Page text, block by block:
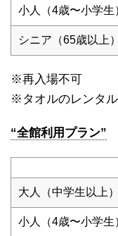
小人（4歳〜小学生
シニア（65歳以上）
※再入場不可
※タオルのレンタル
“全館利用プラン”
大人（中学生以上）
小人（4歳〜小学生